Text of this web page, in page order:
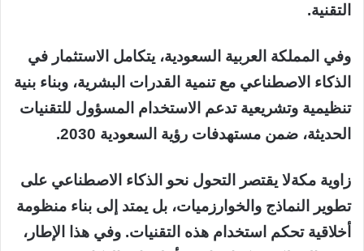
التقنية.
وفي المملكة العربية السعودية، يتكامل الاستثمار في
الذكاء الاصطناعي مع تنمية القدرات البشرية، وبناء بنية
تنظيمية وتشريعية تدعم الاستخدام المسؤول للتقنيات
الحديثة، ضمن مستهدفات رؤية السعودية 2030.
زاوية مكةلا يقتصر التحول نحو الذكاء الاصطناعي على
تطوير النماذج والخوارزميات، بل يمتد إلى بناء منظومة
أخلاقية تحكم استخدام هذه التقنيات. وفي هذا الإطار،